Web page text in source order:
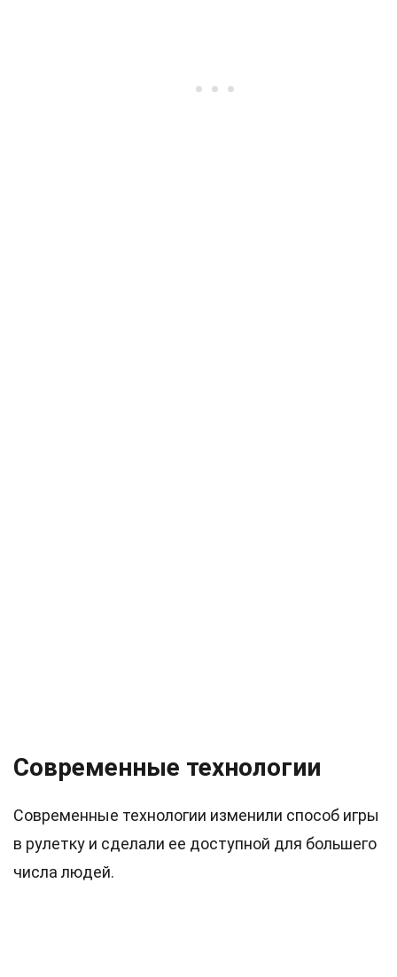
Современные технологии
Современные технологии изменили способ игры
в рулетку и сделали ее доступной для большего
числа людей.